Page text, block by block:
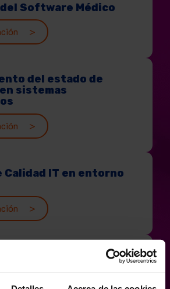
Software Médico
del estado de
sistemas
Calidad IT en entorno
de sistemas